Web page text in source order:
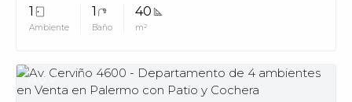
1
Ambiente
1
Baño
40
m²
MUV